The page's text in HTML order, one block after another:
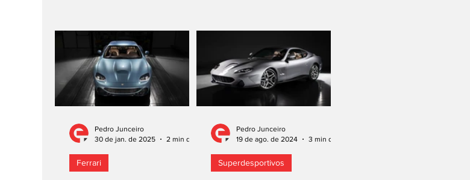
Ferrari
Pedro Junceiro
30 de jan. de 2025
Superdesportivos
Pedro Junceiro
19 de ago. de 2024